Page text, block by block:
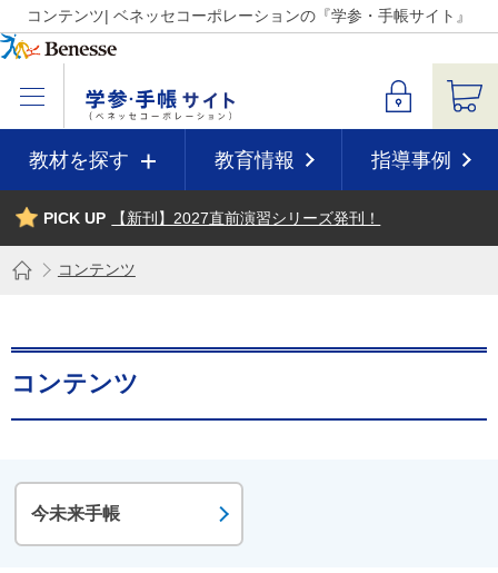
コンテンツ| ベネッセコーポレーションの『学参・手帳サイト』
教材を探す 教育情報 指導事例
PICK UP 【新刊】2027直前演習シリーズ発刊！
コンテンツ
コンテンツ
今未来手帳